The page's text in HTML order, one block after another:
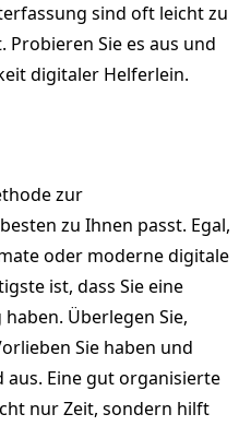
sind oft leicht zu
Probieren Sie es aus und
digitaler Helferlein.
zur
zu Ihnen passt. Egal,
oder moderne digitale
ist, dass Sie eine
Überlegen Sie,
Sie haben und
aus. Eine gut organisierte
nur Zeit, sondern hilft